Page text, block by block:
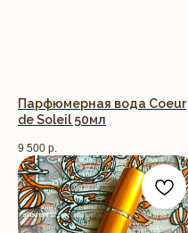
Парфюмерная вода Coeur
de Soleil 50мл
9 500 р.